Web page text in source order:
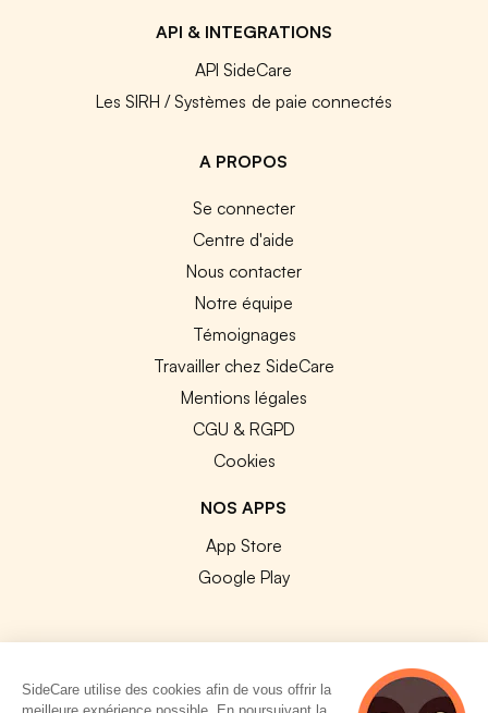
API & INTEGRATIONS
API SideCare
Les SIRH / Systèmes de paie connectés
A PROPOS
Se connecter
Centre d'aide
Nous contacter
Notre équipe
Témoignages
Travailler chez SideCare
Mentions légales
CGU & RGPD
Cookies
NOS APPS
App Store
Google Play
SideCare utilise des cookies afin de vous offrir la
meilleure expérience possible. En poursuivant la